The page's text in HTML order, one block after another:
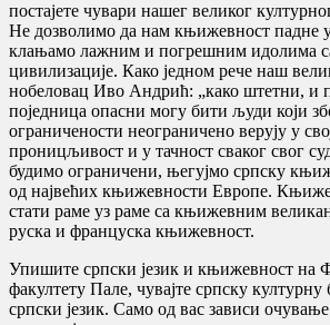
постајете чувари нашег великог
Не дозволимо да нам књижевност падне у
клањамо лажним и погрешним идолима
цивилизације. Како једном рече наш
нобеловац Иво Андрић: „како штетни, и
поједница опасни могу бити људи који
ограничености неограничено верују у
проницљивост и у тачност сваког свог
будимо ограничени, његујмо српску
од највећих књижевности Европе.
стати раме уз раме са књижевним
руска и француска књижевност.
Упишите српски језик и књижевност на
факултету Пале, чувајте српску културну
српски језик. Само од вас зависи